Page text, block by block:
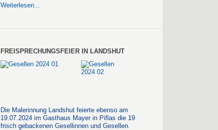
Weiterlesen...
FREISPRECHUNGSFEIER IN LANDSHUT
Die Malerinnung Landshut feierte ebenso am
19.07.2024 im Gasthaus Mayer in Piflas die 19
frisch gebackenen Gesellinnen und Gesellen.